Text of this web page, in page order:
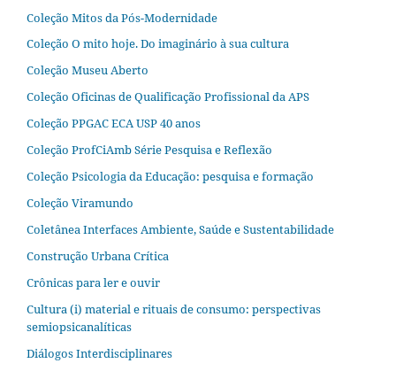
Coleção Mitos da Pós-Modernidade
Coleção O mito hoje. Do imaginário à sua cultura
Coleção Museu Aberto
Coleção Oficinas de Qualificação Profissional da APS
Coleção PPGAC ECA USP 40 anos
Coleção ProfCiAmb Série Pesquisa e Reflexão
Coleção Psicologia da Educação: pesquisa e formação
Coleção Viramundo
Coletânea Interfaces Ambiente, Saúde e Sustentabilidade
Construção Urbana Crítica
Crônicas para ler e ouvir
Cultura (i) material e rituais de consumo: perspectivas
semiopsicanalíticas
Diálogos Interdisciplinares